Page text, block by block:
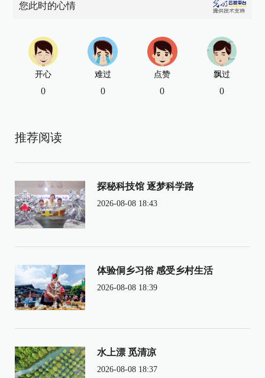
您此时的心情
开心
0
难过
0
点赞
0
飘过
0
推荐阅读
探秘科技馆 逐梦科学路
2026-08-08 18:43
体验侗乡习俗 感受乡村生活
2026-08-08 18:39
水上漂 觅清凉
2026-08-08 18:37